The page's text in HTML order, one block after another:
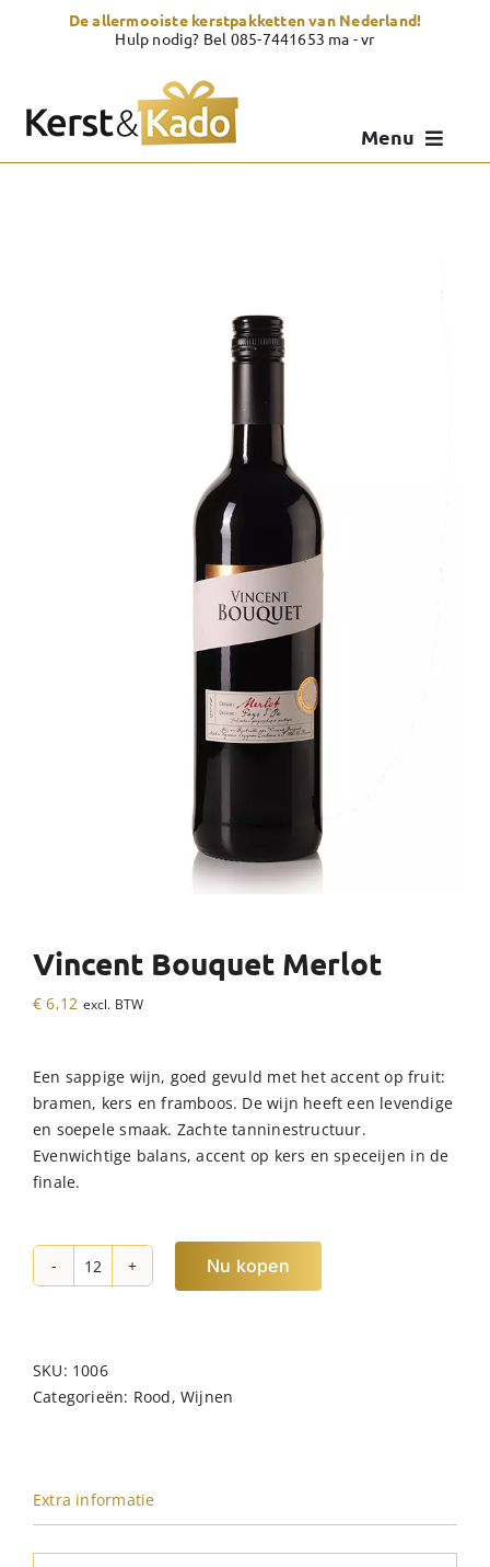
De allermooiste kerstpakketten van Nederland!
Hulp nodig? Bel 085-7441653 ma - vr
Menu
Vincent Bouquet Merlot
€ 6,12 excl. BTW
Een sappige wijn, goed gevuld met het accent op fruit:
bramen, kers en framboos. De wijn heeft een levendige
en soepele smaak. Zachte tanninestructuur.
Evenwichtige balans, accent op kers en speceijen in de
finale.
Vincent
Nu kopen
SKU: 1006
Categorieën: Rood, Wijnen
Extra informatie